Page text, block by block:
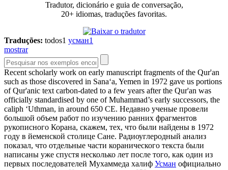
Tradutor, dicionário e guia de conversação,
20+ idiomas, traduções favoritas.
Traduções: todos1 усман1
mostrar
Recent scholarly work on early manuscript fragments of the Qur'an
such as those discovered in Sana‘a, Yemen in 1972 gave us portions
of Qur'anic text carbon-dated to a few years after the Qur'an was
officially standardised by one of Muhammad’s early successors, the
caliph ‘Uthman, in around 650 CE. Недавно ученые провели
большой объем работ по изучению ранних фрагментов
рукописного Корана, скажем, тех, что были найдены в 1972
году в йеменской столице Сане. Радиоуглеродный анализ
показал, что отдельные части коранического текста были
написаны уже спустя несколько лет после того, как один из
первых последователей Мухаммеда халиф Усман официально